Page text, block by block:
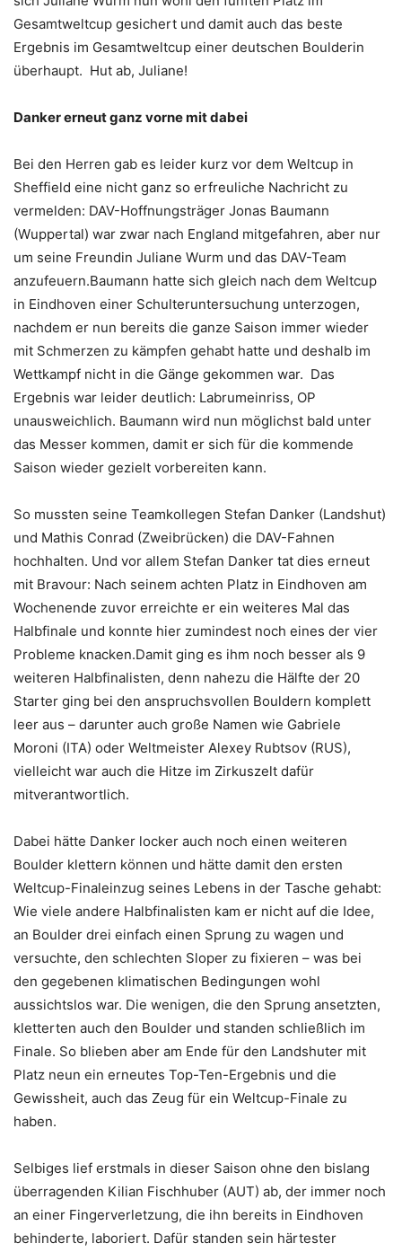
Gesamtweltcup gesichert und damit auch das beste
Ergebnis im Gesamtweltcup einer deutschen Boulderin
überhaupt. Hut ab, Juliane!
Danker erneut ganz vorne mit dabei
Bei den Herren gab es leider kurz vor dem Weltcup in
Sheffield eine nicht ganz so erfreuliche Nachricht zu
vermelden: DAV-Hoffnungsträger Jonas Baumann
(Wuppertal) war zwar nach England mitgefahren, aber nur
um seine Freundin Juliane Wurm und das DAV-Team
anzufeuern.Baumann hatte sich gleich nach dem Weltcup
in Eindhoven einer Schulteruntersuchung unterzogen,
nachdem er nun bereits die ganze Saison immer wieder
mit Schmerzen zu kämpfen gehabt hatte und deshalb im
Wettkampf nicht in die Gänge gekommen war. Das
Ergebnis war leider deutlich: Labrumeinriss, OP
unausweichlich. Baumann wird nun möglichst bald unter
das Messer kommen, damit er sich für die kommende
Saison wieder gezielt vorbereiten kann.
So mussten seine Teamkollegen Stefan Danker (Landshut)
und Mathis Conrad (Zweibrücken) die DAV-Fahnen
hochhalten. Und vor allem Stefan Danker tat dies erneut
mit Bravour: Nach seinem achten Platz in Eindhoven am
Wochenende zuvor erreichte er ein weiteres Mal das
Halbfinale und konnte hier zumindest noch eines der vier
Probleme knacken.Damit ging es ihm noch besser als 9
weiteren Halbfinalisten, denn nahezu die Hälfte der 20
Starter ging bei den anspruchsvollen Bouldern komplett
leer aus – darunter auch große Namen wie Gabriele
Moroni (ITA) oder Weltmeister Alexey Rubtsov (RUS),
vielleicht war auch die Hitze im Zirkuszelt dafür
mitverantwortlich.
Dabei hätte Danker locker auch noch einen weiteren
Boulder klettern können und hätte damit den ersten
Weltcup-Finaleinzug seines Lebens in der Tasche gehabt:
Wie viele andere Halbfinalisten kam er nicht auf die Idee,
an Boulder drei einfach einen Sprung zu wagen und
versuchte, den schlechten Sloper zu fixieren – was bei
den gegebenen klimatischen Bedingungen wohl
aussichtslos war. Die wenigen, die den Sprung ansetzten,
kletterten auch den Boulder und standen schließlich im
Finale. So blieben aber am Ende für den Landshuter mit
Platz neun ein erneutes Top-Ten-Ergebnis und die
Gewissheit, auch das Zeug für ein Weltcup-Finale zu
haben.
Selbiges lief erstmals in dieser Saison ohne den bislang
überragenden Kilian Fischhuber (AUT) ab, der immer noch
an einer Fingerverletzung, die ihn bereits in Eindhoven
behinderte, laboriert. Dafür standen sein härtester